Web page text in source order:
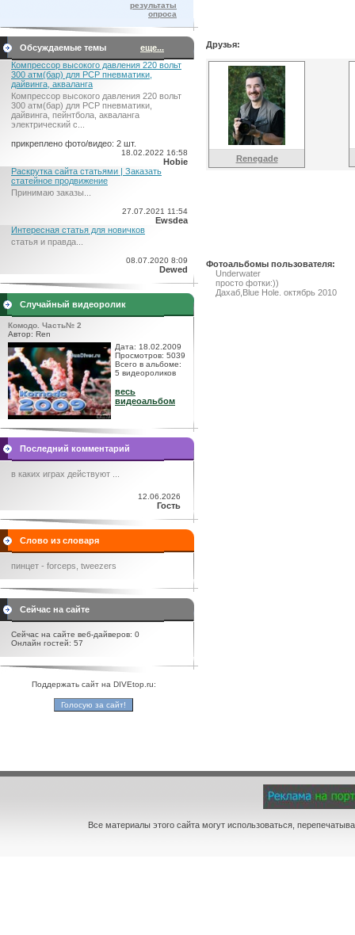
результаты
опроса
Обсуждаемые темы
еще...
Компрессор высокого давления 220 вольт
300 атм(бар) для PCP пневматики,
дайвинга, акваланга
Компрессор высокого давления 220 вольт
300 атм(бар) для PCP пневматики,
дайвинга, пейнтбола, акваланга
электрический c...
прикреплено фото/видео: 2 шт.
18.02.2022 16:58
Hobie
Раскрутка сайта статьями | Заказать
статейное продвижение
Принимаю заказы...
27.07.2021 11:54
Ewsdea
Интересная статья для новичков
статья и правда...
08.07.2020 8:09
Dewed
Случайный видеоролик
Комодо. Часть№ 2
Автор: Ren
Дата: 18.02.2009
Просмотров: 5039
Всего в альбоме:
5 видеороликов
весь
видеоальбом
Последний комментарий
в каких играх действуют ...
12.06.2026
Гость
Слово из словаря
пинцет - forceps, tweezers
Сейчас на сайте
Сейчас на сайте веб-дайверов: 0
Онлайн гостей: 57
Поддержать сайт на DIVEtop.ru:
Друзья:
Renegade
Фотоальбомы пользователя:
Underwater
просто фотки:))
Дахаб,Blue Hole. октябрь 2010
Все материалы этого сайта могут использоваться,